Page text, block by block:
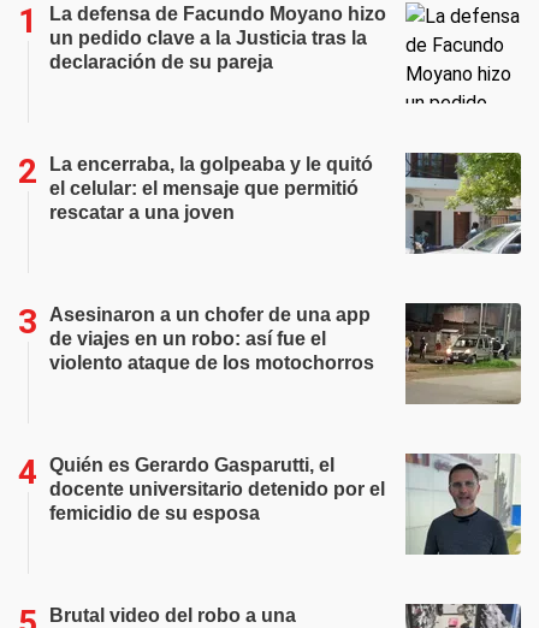
La defensa de Facundo Moyano hizo
un pedido clave a la Justicia tras la
declaración de su pareja
La encerraba, la golpeaba y le quitó
el celular: el mensaje que permitió
rescatar a una joven
Asesinaron a un chofer de una app
de viajes en un robo: así fue el
violento ataque de los motochorros
Quién es Gerardo Gasparutti, el
docente universitario detenido por el
femicidio de su esposa
Brutal video del robo a una